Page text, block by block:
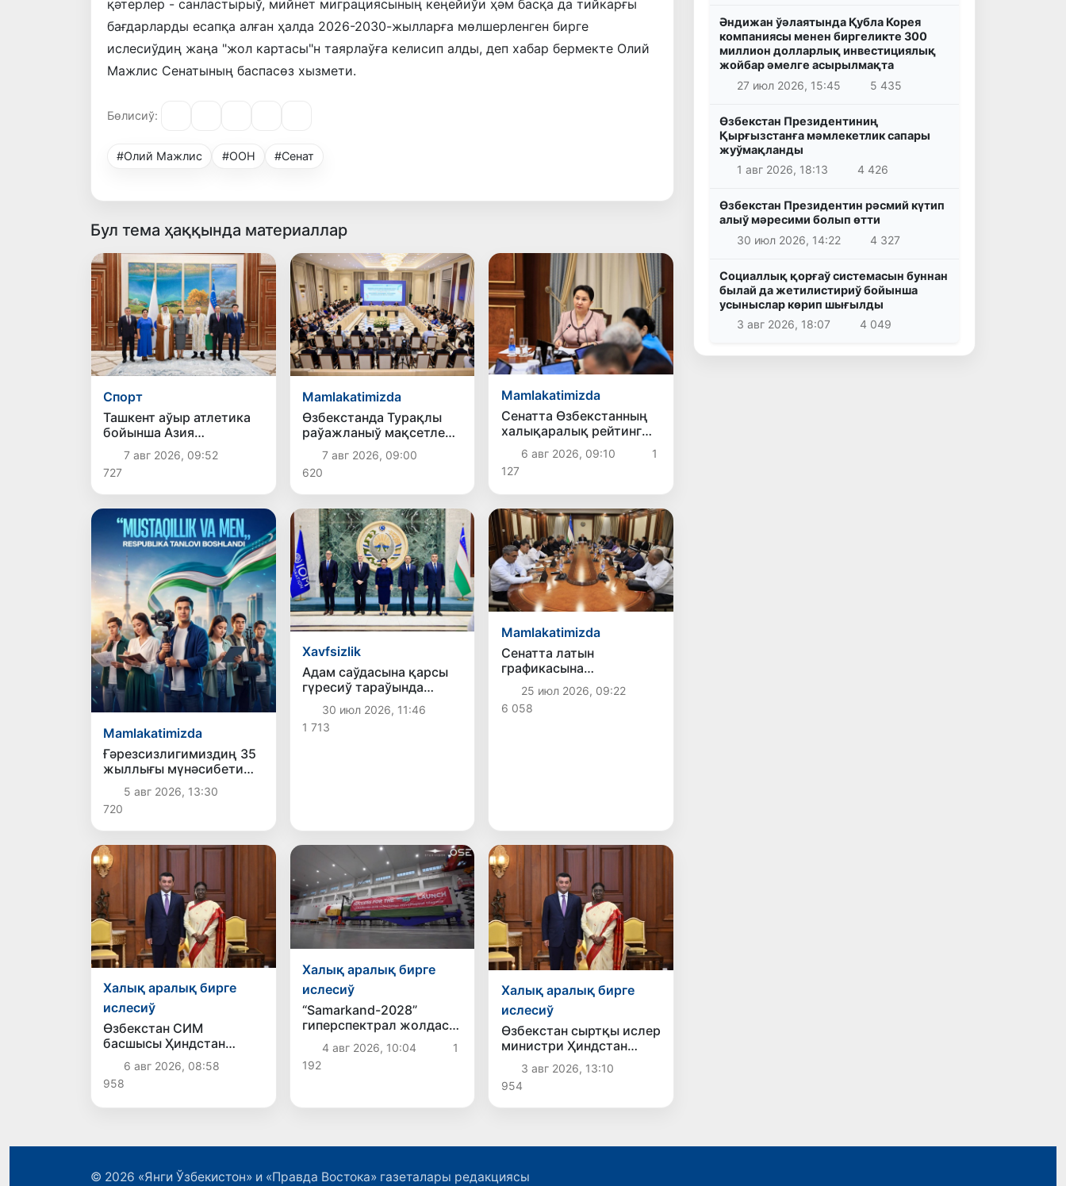
қәтерлер - санластырыў, мийнет миграциясының кеңейиўи ҳәм басқа да тийкарғы
бағдарларды есапқа алған ҳалда 2026-2030-жылларға мөлшерленген бирге
ислесиўдиң жаңа "жол картасы"н таярлаўға келисип алды, деп хабар бермекте Олий
Мажлис Сенатының баспасөз хызмети.
Бөлисиў:
#Олий Мажлис #ООН #Сенат
Бул тема ҳаққында материаллар
Спорт
Ташкент аўыр атлетика
бойынша Азия
чемпионатына
таярланбақта
7 авг 2026, 09:52
727
Mamlakatimizda
Өзбекстанда Турақлы
раўажланыў мақсетлери
айлығы басланды
7 авг 2026, 09:00
620
Mamlakatimizda
Сенатта Өзбекстанның
халықаралық рейтинг
ҳәм индекслердеги
орнын жақсылаў
илажлары додаланды
6 авг 2026, 09:10
1
127
Mamlakatimizda
Ғәрезсизлигимиздиң 35
жыллығы мүнәсибети
менен жаслар арасында
дөретиўшилик таңлаў
жәрияланды
5 авг 2026, 13:30
720
Xavfsizlik
Адам саўдасына қарсы
гүресиў тараўында
миллий ҳәм
регионаллық бирге
ислесиўдиң жаңа
30 июл 2026, 11:46
1 713
Mamlakatimizda
Сенатта латын
графикасына
тийкарланған өзбек
әлипбесиндеги
өзгерислер додаланды
25 июл 2026, 09:22
6 058
Халық аралық бирге
ислесиў
Өзбекстан СИМ
басшысы Ҳиндстан
басшылары менен
сөйлесиўлер өткерди
Өзбекстан-Ҳиндстан
6 авг 2026, 08:58
958
Халық аралық бирге
ислесиў
“Samarkand-2028”
гиперспектрал жолдасы
орбитаға 5-август күни
шығарылады
4 авг 2026, 10:04
1
192
Халық аралық бирге
ислесиў
Өзбекстан сыртқы ислер
министри Ҳиндстан
Президенти менен еки
тәреплеме
байланысларды
беккемлеў мәселелерин
3 авг 2026, 13:10
954
Әндижан ўәлаятында Қубла Корея
компаниясы менен биргеликте 300
миллион долларлық инвестициялық
жойбар әмелге асырылмақта
27 июл 2026, 15:45
5 435
Өзбекстан Президентиниң
Қырғызстанға мәмлекетлик сапары
жуўмақланды
1 авг 2026, 18:13
4 426
Өзбекстан Президентин рәсмий күтип
алыў мәресими болып өтти
30 июл 2026, 14:22
4 327
Социаллық қорғаў системасын буннан
былай да жетилистириў бойынша
усыныслар көрип шығылды
3 авг 2026, 18:07
4 049
© 2026 «Янги Ўзбекистон» и «Правда Востока» газеталары редакциясы